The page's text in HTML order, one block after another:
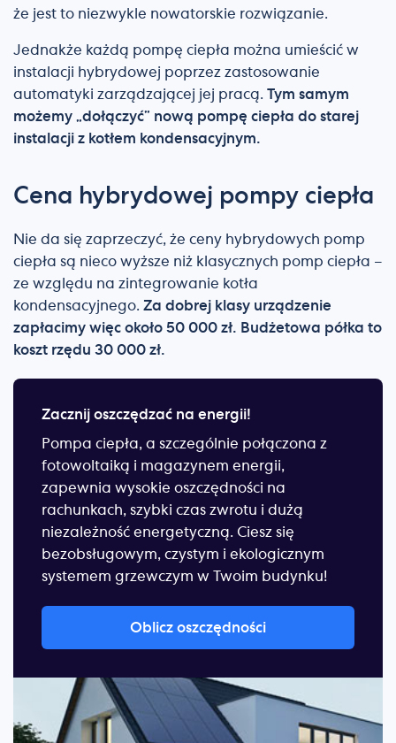
że jest to niezwykle nowatorskie rozwiązanie.
Jednakże każdą pompę ciepła można umieścić w
instalacji hybrydowej poprzez zastosowanie
automatyki zarządzającej jej pracą. Tym samym
możemy „dołączyć” nową pompę ciepła do starej
instalacji z kotłem kondensacyjnym.
Cena hybrydowej pompy ciepła
Nie da się zaprzeczyć, że ceny hybrydowych pomp
ciepła są nieco wyższe niż klasycznych pomp ciepła –
ze względu na zintegrowanie kotła
kondensacyjnego. Za dobrej klasy urządzenie
zapłacimy więc około 50 000 zł. Budżetowa półka to
koszt rzędu 30 000 zł.
Zacznij oszczędzać na energii!
Pompa ciepła, a szczególnie połączona z
fotowoltaiką i magazynem energii,
zapewnia wysokie oszczędności na
rachunkach, szybki czas zwrotu i dużą
niezależność energetyczną. Ciesz się
bezobsługowym, czystym i ekologicznym
systemem grzewczym w Twoim budynku!
Oblicz oszczędności